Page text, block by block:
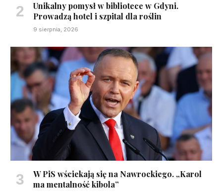
Unikalny pomysł w bibliotece w Gdyni.
Prowadzą hotel i szpital dla roślin
9 sierpnia, 2026
W PiS wściekają się na Nawrockiego. „Karol
ma mentalność kibola”